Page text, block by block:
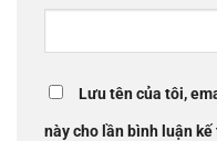
Lưu tên của tôi,
này cho lần bình luận